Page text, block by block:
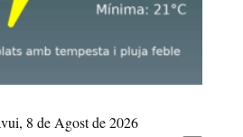
8 de Agost de 2026